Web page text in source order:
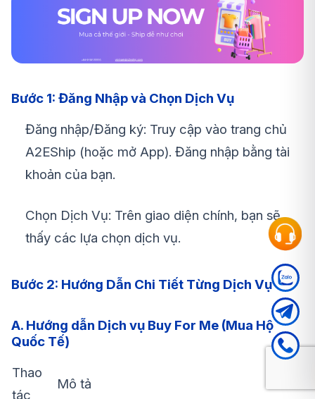
Bước 1: Đăng Nhập và Chọn Dịch Vụ
Đăng nhập/Đăng ký: Truy cập vào trang chủ
A2EShip (hoặc mở App). Đăng nhập bằng tài
khoản của bạn.
Chọn Dịch Vụ: Trên giao diện chính, bạn sẽ
thấy các lựa chọn dịch vụ.
Bước 2: Hướng Dẫn Chi Tiết Từng Dịch Vụ
A. Hướng dẫn Dịch vụ Buy For Me (Mua Hộ
Quốc Tế)
Thao
tác
Mô tả